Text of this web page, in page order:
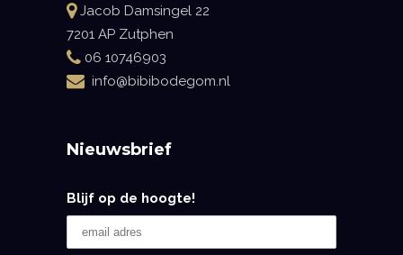
Jacob Damsingel 22
7201 AP Zutphen
06 10746903
info@bibibodegom.nl
Nieuwsbrief
Blijf op de hoogte!